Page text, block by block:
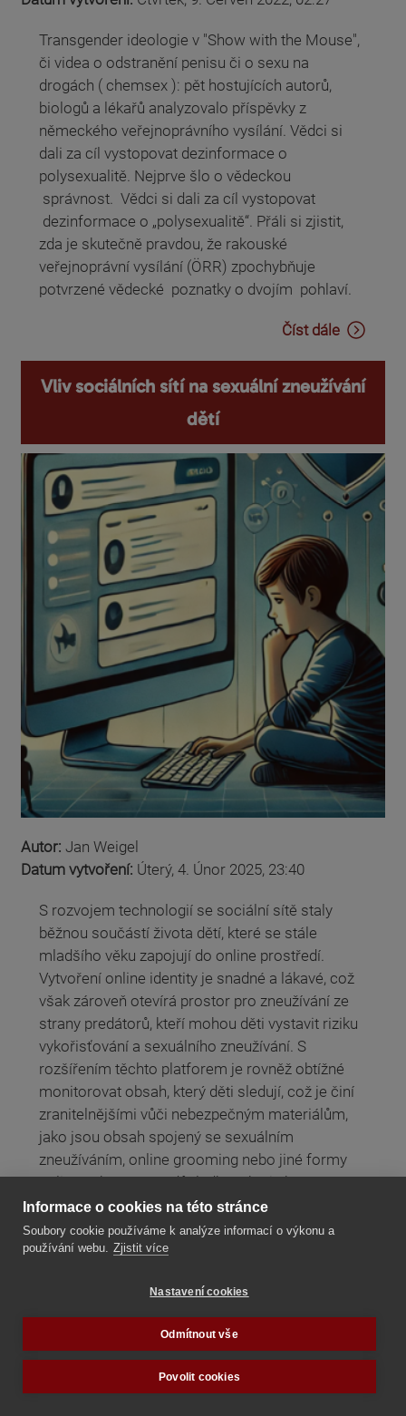
Transgender ideologie v "Show with the Mouse",
či videa o odstranění penisu či o sexu na
drogách ( chemsex ): pět hostujících autorů,
biologů a lékařů analyzovalo příspěvky z
německého veřejnoprávního vysílání. Vědci si
dali za cíl vystopovat dezinformace o
polysexualitě. Nejprve šlo o vědeckou
správnost. Vědci si dali za cíl vystopovat
dezinformace o „polysexualitě“. Přáli si zjistit,
zda je skutečně pravdou, že rakouské
veřejnoprávní vysílání (ÖRR) zpochybňuje
potvrzené vědecké poznatky o dvojím pohlaví.
Číst dále
Vliv sociálních sítí na sexuální zneužívání
dětí
Autor: Jan Weigel
Datum vytvoření: Úterý, 4. Únor 2025, 23:40
S rozvojem technologií se sociální sítě staly
běžnou součástí života dětí, které se stále
mladšího věku zapojují do online prostředí.
Vytvoření online identity je snadné a lákavé, což
však zároveň otevírá prostor pro zneužívání ze
strany predátorů, kteří mohou děti vystavit riziku
vykořisťování a sexuálního zneužívání. S
rozšířením těchto platforem je rovněž obtížné
monitorovat obsah, který děti sledují, což je činí
zranitelnějšími vůči nebezpečným materiálům,
jako jsou obsah spojený se sexuálním
zneužíváním, online grooming nebo jiné formy
online nebezpečí. V důsledku toho je bezpečnost
dětí na internetu nezbytnou prioritou, přičemž
rodiče musí být dobře informováni o
možnostech, které mají k dispozici k ochraně
Číst dále
Sexualizace dětí vzestupem sexuální
Informace o cookies na této stránce
Soubory cookie používáme k analýze informací o výkonu a
používání webu. Zjistit více
Nastavení cookies
Odmítnout vše
Povolit cookies